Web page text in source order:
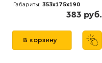
Габариты: 353x175x190
383 руб.
В корзину